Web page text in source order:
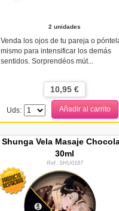
2 unidades
Venda los ojos de tu pareja o
mismo para intensificar los demás
sentidos. Sorprendéos mút...
10,95 €
Uds: Añadir al carrito
Shunga Vela Masaje
30ml
Ref. SHU0187